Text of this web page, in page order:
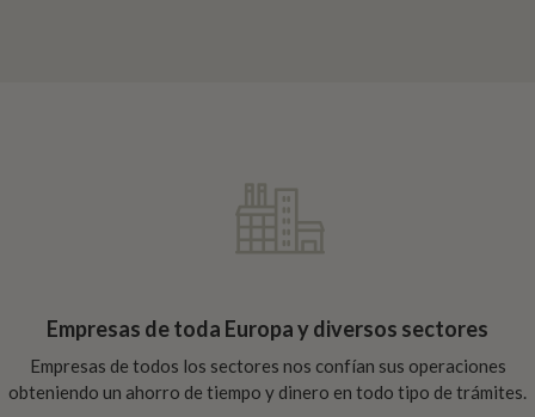
Empresas de toda Europa y diversos sectores
Empresas de todos los sectores nos confían sus operaciones
obteniendo un ahorro de tiempo y dinero en todo tipo de trámites.